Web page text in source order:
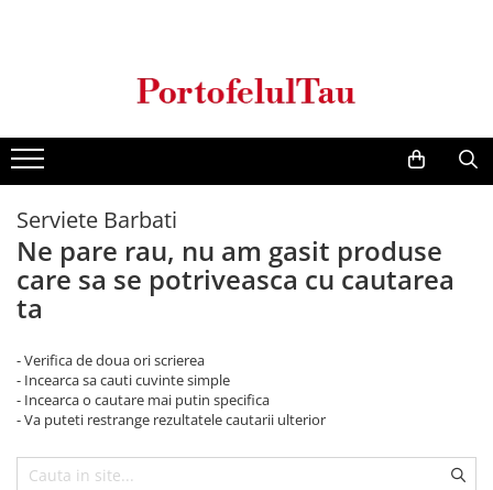
Clutch / Posete Plic
Genti Casual
Genti Piele Naturala
Genti multifunctionale mamici
Rucsacuri Barbati
Ghiozdane
Curele Barbati
Genti Barbati de Umar
Seturi Cadou
Cadouri pentru femei
Borsete Dama
Serviete Barbati
Ne pare rau, nu am gasit produse
care sa se potriveasca cu cautarea
ta
- Verifica de doua ori scrierea
- Incearca sa cauti cuvinte simple
- Incearca o cautare mai putin specifica
- Va puteti restrange rezultatele cautarii ulterior